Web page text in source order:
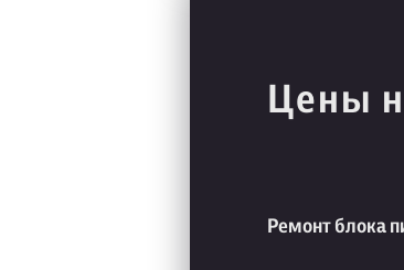
Цены
Ремонт блока